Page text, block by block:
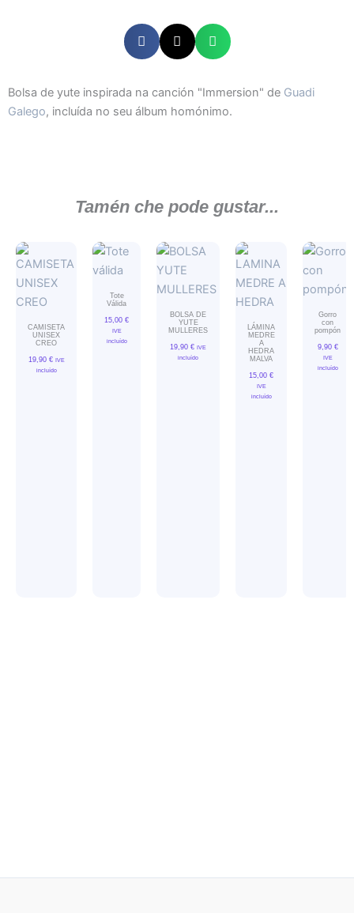
Bolsa de yute inspirada na canción "Immersion" de Guadi
Galego, incluída no seu álbum homónimo.
Tamén che pode gustar...
CAMISETA
UNISEX
CREO
19,90 € IVE
incluído
Tote
Válida
15,00 €
IVE
incluído
BOLSA DE
YUTE
MULLERES
19,90 € IVE
incluído
LÁMINA
MEDRE
A
HEDRA
MALVA
15,00 €
IVE
incluído
Gorro
con
pompón
9,90 €
IVE
incluído